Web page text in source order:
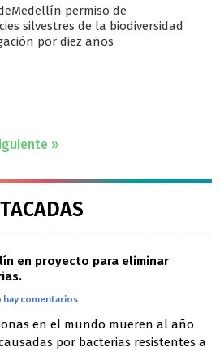
permiso de
silvestres de la biodiversidad
por diez años
»
en proyecto para eliminar
hay comentarios
en el mundo mueren al año
por bacterias resistentes a